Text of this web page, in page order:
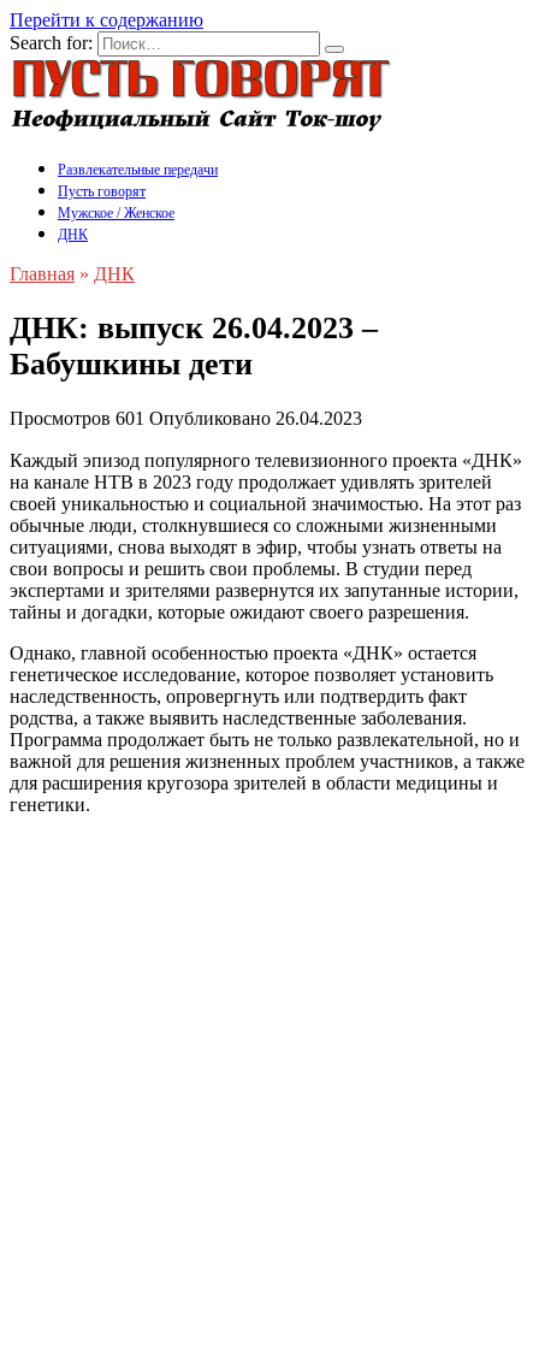
Перейти к содержанию
Search for:
Развлекательные передачи
Пусть говорят
Мужское / Женское
ДНК
Главная » ДНК
ДНК: выпуск 26.04.2023 –
Бабушкины дети
Просмотров 601 Опубликовано 26.04.2023
Каждый эпизод популярного телевизионного проекта «ДНК»
на канале НТВ в 2023 году продолжает удивлять зрителей
своей уникальностью и социальной значимостью. На этот раз
обычные люди, столкнувшиеся со сложными жизненными
ситуациями, снова выходят в эфир, чтобы узнать ответы на
свои вопросы и решить свои проблемы. В студии перед
экспертами и зрителями развернутся их запутанные истории,
тайны и догадки, которые ожидают своего разрешения.
Однако, главной особенностью проекта «ДНК» остается
генетическое исследование, которое позволяет установить
наследственность, опровергнуть или подтвердить факт
родства, а также выявить наследственные заболевания.
Программа продолжает быть не только развлекательной, но и
важной для решения жизненных проблем участников, а также
для расширения кругозора зрителей в области медицины и
генетики.